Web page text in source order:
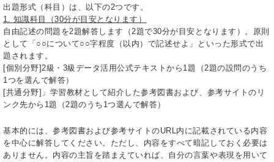
出題形式（科目）は、以下の2つです。
1. 知識科目（30分が目安となります）
自由記述の問題を2題解答します（2題で30分が目安となります）。原則
として「○○について○○字程度（以内）で記述せよ」といった形式で出
題されます。
[個別分野]2級・3級データ活用公式テキストから1題（2題の設問のうち
1つを選んで解答）
[共通分野]」学習教材として紹介した参考図書および、参考サイトのリ
ンク先から1題（2題のうち1つ選んで解答）
基本的には、参考図書および参考サイトのURL内に記載されている内容
を中心に解答してください。ただし、内容をすべて暗記しておく必要は
ありません。内容の主旨を踏まえていれば、自分の言葉や表現を用いて